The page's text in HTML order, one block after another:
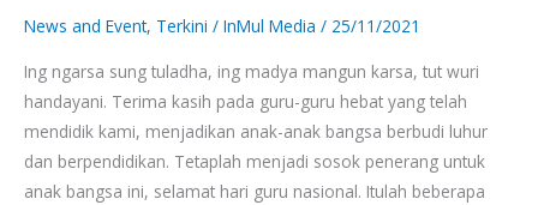
News and Event, Terkini / InMul Media / 25/11/2021
Ing ngarsa sung tuladha, ing madya mangun karsa, tut wuri
handayani. Terima kasih pada guru-guru hebat yang telah
mendidik kami, menjadikan anak-anak bangsa berbudi luhur
dan berpendidikan. Tetaplah menjadi sosok penerang untuk
anak bangsa ini, selamat hari guru nasional. Itulah beberapa
bangsa